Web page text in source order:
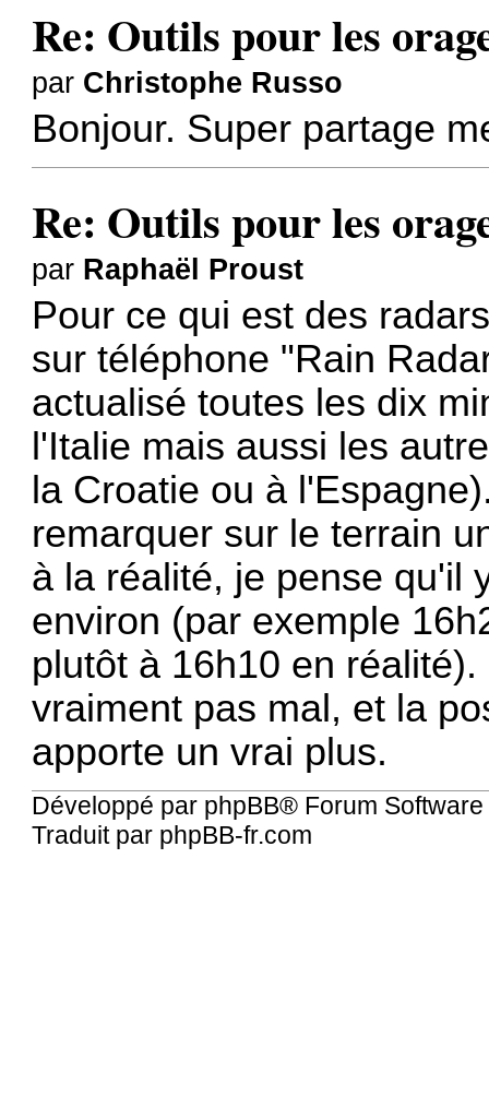
Re: Outils pour les
par Christophe Russo
Bonjour. Super partage
Re: Outils pour les
par Raphaël Proust
Pour ce qui est des
sur téléphone "Rain
actualisé toutes les dix
l'Italie mais aussi les
la Croatie ou à
remarquer sur le terrain
à la réalité, je pense qu'il
environ (par exemple
plutôt à 16h10 en
vraiment pas mal, et la
apporte un vrai plus.
Développé par phpBB® Forum
Traduit par phpBB-fr.com